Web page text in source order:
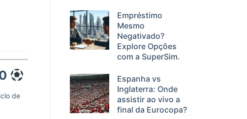
de
Empréstimo
Mesmo
Negativado?
Explore Opções
com a SuperSim.
Espanha vs
Inglaterra: Onde
assistir ao vivo a
final da Eurocopa?